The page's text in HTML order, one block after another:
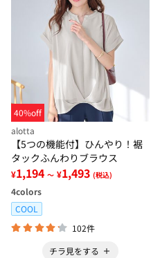
40%off
alotta
【5つの機能付】ひんやり！裾
タックふんわりブラウス
¥1,194 ～ ¥1,493 (税込)
4colors
COOL
102件
チラ見をする